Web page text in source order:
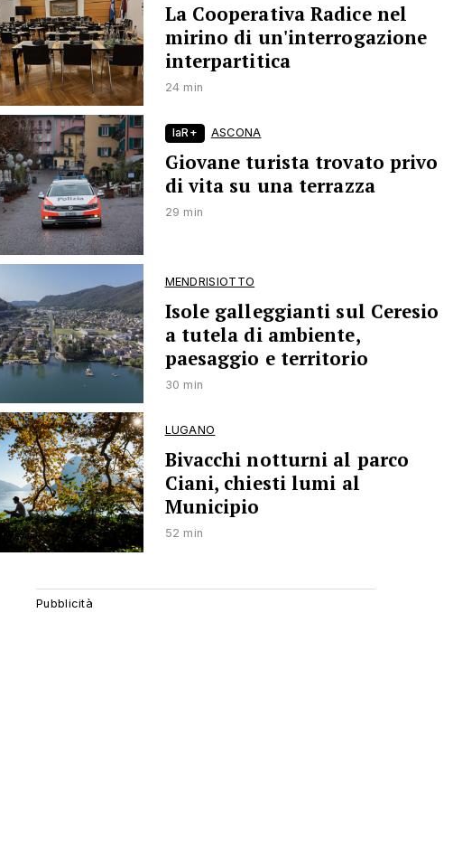
La Cooperativa Radice nel
mirino di un'interrogazione
interpartitica
24 min
laR+ ASCONA
Giovane turista trovato privo
di vita su una terrazza
29 min
MENDRISIOTTO
Isole galleggianti sul Ceresio
a tutela di ambiente,
paesaggio e territorio
30 min
LUGANO
Bivacchi notturni al parco
Ciani, chiesti lumi al
Municipio
52 min